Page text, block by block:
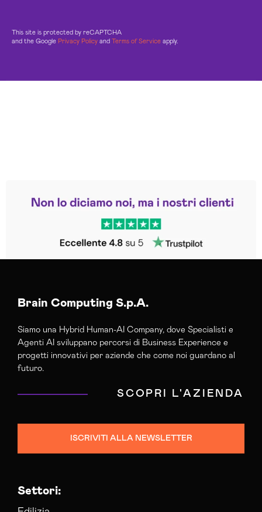
This site is protected by reCAPTCHA
and the Google Privacy Policy and Terms of Service apply.
Trustpilot
Brain Computing S.p.A.
Siamo una Hybrid Human-AI Company, dove Specialisti e
Agenti AI sviluppano percorsi di Business Experience e
progetti innovativi per aziende che come noi guardano al
futuro.
SCOPRI L'AZIENDA
ISCRIVITI ALLA NEWSLETTER
Settori: